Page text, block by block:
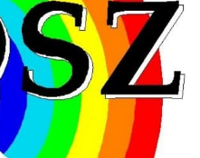
pour les politiques
Magyar et son parti
une large victoire,
Viktor Orban,…